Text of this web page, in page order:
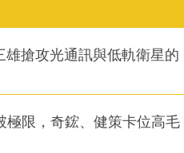
雄搶攻光通訊與低軌衛星的
極限，奇鋐、健策卡位高毛